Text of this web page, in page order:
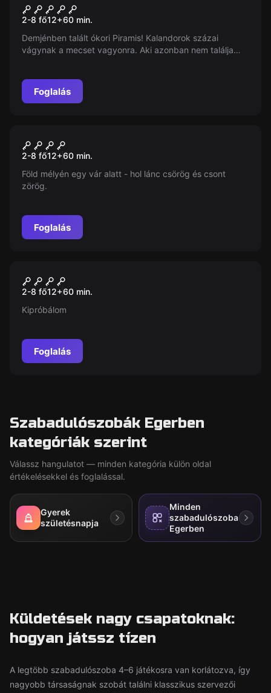
Kincses Piramis
2-8 fő12+60 min.
Demjénben talált ókori Piramis! Kalandorok százai
vágynak a mecset vagyonra. Aki azonban nem találja
Foglalás
Új
Mágikus Pince
2-8 fő12+60 min.
Föld mélyén egy vár alatt - hol lánc csörög és csont
zörög.
Foglalás
Új
MÁGIKUS PINCE MASTER
2-8 fő12+60 min.
Kipróbálom
Foglalás
Szabadulószobák Egerben
kategóriák szerint
Válassz hangulatot — minden kategória külön oldal
értékelésekkel és foglalással.
Gyerek
születésnapja
Minden
szabadulószoba
Egerben
Küldetések nagy csapatoknak:
hogyan játssz tízen
A legtöbb szabadulószoba 4–6 játékosra van korlátozva, így
nagyobb társaságnak szobát találni klasszikus szervezői